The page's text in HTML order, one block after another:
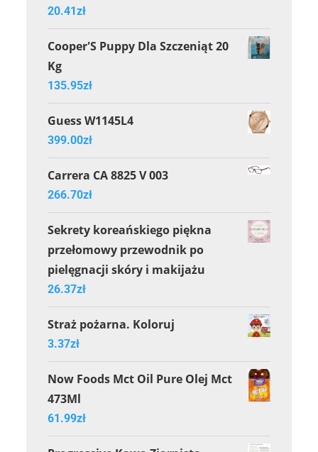
20.41zł
Cooper'S Puppy Dla Szczeniąt 20
Kg
135.95zł
Guess W1145L4
399.00zł
Carrera CA 8825 V 003
266.70zł
Sekrety koreańskiego piękna
przełomowy przewodnik po
pielęgnacji skóry i makijażu
26.37zł
Straż pożarna. Koloruj
3.37zł
Now Foods Mct Oil Pure Olej Mct
473Ml
61.99zł